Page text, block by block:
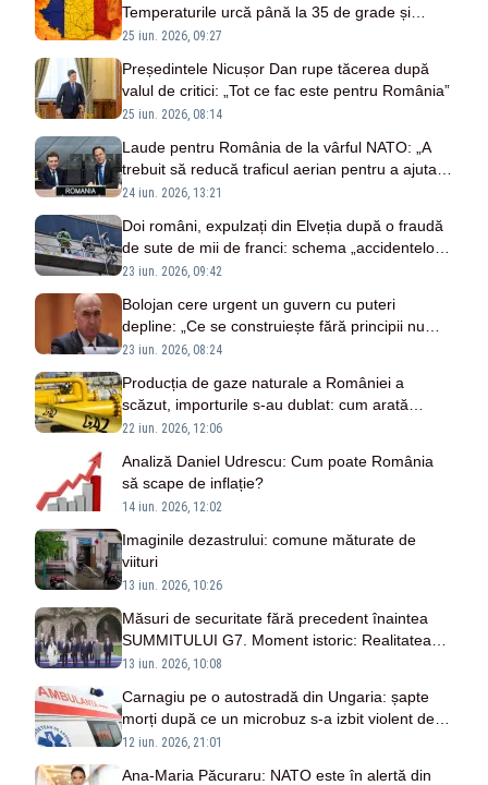
Temperaturile urcă până la 35 de grade și
apare prima noapte tropicală în Capitală
25 iun. 2026, 09:27
Președintele Nicușor Dan rupe tăcerea după
valul de critici: „Tot ce fac este pentru România”
25 iun. 2026, 08:14
Laude pentru România de la vârful NATO: „A
trebuit să reducă traficul aerian pentru a ajuta
misiunea”
24 iun. 2026, 13:21
Doi români, expulzați din Elveția după o fraudă
de sute de mii de franci: schema „accidentelor
de muncă”
23 iun. 2026, 09:42
Bolojan cere urgent un guvern cu puteri
depline: „Ce se construiește fără principii nu
poate rezista”
23 iun. 2026, 08:24
Producția de gaze naturale a României a
scăzut, importurile s-au dublat: cum arată
cifrele momentului
22 iun. 2026, 12:06
Analiză Daniel Udrescu: Cum poate România
să scape de inflație?
14 iun. 2026, 12:02
Imaginile dezastrului: comune măturate de
viituri
13 iun. 2026, 10:26
Măsuri de securitate fără precedent înaintea
SUMMITULUI G7. Moment istoric: Realitatea
PLUS va transmite de la eveniment
13 iun. 2026, 10:08
Carnagiu pe o autostradă din Ungaria: șapte
morți după ce un microbuz s-a izbit violent de
un camion
12 iun. 2026, 21:01
Ana-Maria Păcuraru: NATO este în alertă din